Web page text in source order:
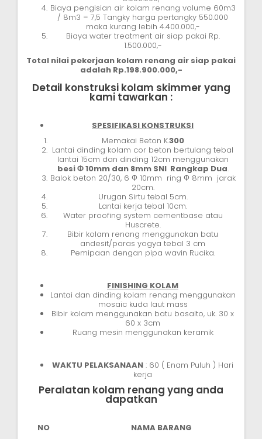
Biaya pengisian air kolam renang volume 60m3
/ 8m3 = 7,5 Tangky harga pertangky 550.000
maka kurang lebih 4.400.000,-
Biaya water treatment air siap pakai Rp.
1.500.000,-
Total nilai pekerjaan kolam renang air siap pakai
adalah Rp.198.900.000,-
Detail konstruksi kolam skimmer yang
kami tawarkan :
SPESIFIKASI KONSTRUKSI
Memakai Beton K.300
Lantai dinding kolam cor beton bertulang tebal
lantai 15cm dan dinding 12cm menggunakan
besi Ф10mmdan 8mm SNI Rangkap Dua.
Balok beton 20/30, 6 Ф 10mm ring Ф 8mm jarak
20cm.
Urugan Sirtu tebal 5cm.
Lantai kerja tebal 10cm.
Water proofing system cementbase atau
Huscrete.
Bibir kolam renang menggunakan batu
andesit/paras yogya tebal 3 cm
Pemipaan dengan pipa wavin Rucika.
FINISHING KOLAM
Lantai dan dinding kolam renang menggunakan
mosaic kuda laut mass
Bibir kolam menggunakan batu basalto, uk. 30 x
60 x 3cm
Ruang mesin menggunakan keramik
WAKTU PELAKSANAAN : 60 ( Enam Puluh ) Hari
kerja
Peralatan kolam renang yang anda
dapatkan
NO NAMA BARANG